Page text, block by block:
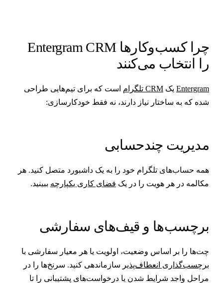
چرا کسب‌وکارها Entergram CRM
انتخاب می‌کنند
یکCRM تلگرام
است که برای تیم‌هایی طراحی
که به ساختار نیاز دارند، نه فقط خودکارسازی:
چندحسابی
حساب‌های تلگرام خود را به یک داشبورد متصل کنید. هر
در هر هویت را در یک فضای کاری یکپارچهببینید.
و قیف‌های سفارشی
را بر اساس وضعیت، اولویت یا هر معیار سفارشی با
انعطاف‌پذیر سازماندهی کنید. سرنخ‌ها را در
واجد شرایط شدن یا درخواست‌های پشتیبانی را تا